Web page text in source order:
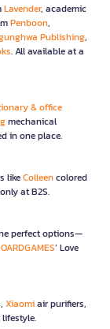
Lavender, academic
Penboon,
Publishing,
. All available at a
& office
mechanical
in one place.
likeColleencolored
at B2S.
perfect options—
’ Love
Xiaomiair purifiers,